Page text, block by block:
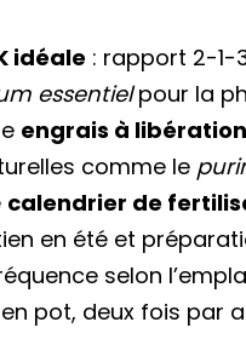
idéale : rapport 2-
essentielpour la
engrais à
comme le
calendrier de
en été et
selon
pot, deux fois par